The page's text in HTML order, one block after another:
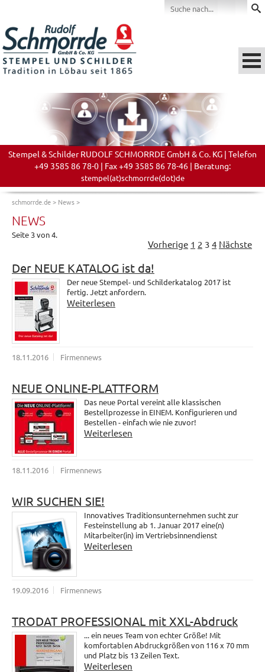
Stempel & Schilder RUDOLF SCHMORRDE GmbH & Co. KG | Telefon
+49 3585 86 78-0 | Fax +49 3585 86 78-46 | Beratung:
stempel(at)schmorrde(dot)de
schmorrde.de> News>
NEWS
Seite 3 von 4.
Vorherige 1 2 3 4 Nächste
Der NEUE KATALOG ist da!
Der neue Stempel- und Schilderkatalog 2017 ist
fertig. Jetzt anfordern.
Weiterlesen
18.11.2016 Firmennews
NEUE ONLINE-PLATTFORM
Das neue Portal vereint alle klassischen
Bestellprozesse in EINEM. Konfigurieren und
Bestellen - einfach wie nie zuvor!
Weiterlesen
18.11.2016 Firmennews
WIR SUCHEN SIE!
Innovatives Traditionsunternehmen sucht zur
Festeinstellung ab 1. Januar 2017 eine(n)
Mitarbeiter(in) im Vertriebsinnendienst
Weiterlesen
19.09.2016 Firmennews
TRODAT PROFESSIONAL mit XXL-Abdruck
... ein neues Team von echter Größe! Mit
komfortablen Abdruckgrößen von 116 x 70 mm
und Platz bis 13 Zeilen Text.
Weiterlesen